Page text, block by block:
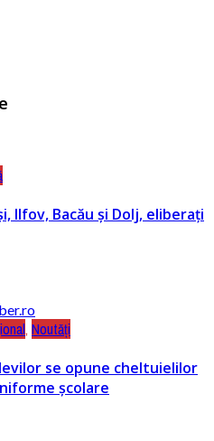
Ilfov, Bacău şi Dolj, eliberaţi
, Noutăți
se opune cheltuielilor
școlare